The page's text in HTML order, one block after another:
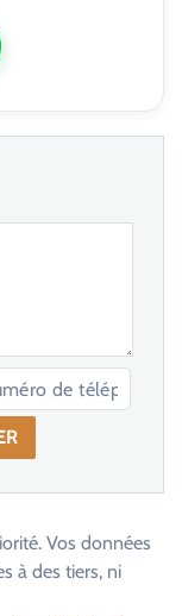
Vos données
à des tiers, ni